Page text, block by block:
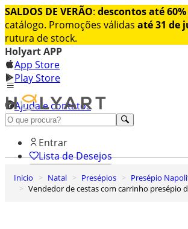
SALDOS DE VERÃO: descontos até 60%
catálogo. Promoções válidas até 31 de
rutura de stock.
Holyart APP
App Store
Play Store
Ajuda e contatos
Conheça premium
Entrar
Lista de Desejos
Carrinho de Compras
Inicio Natal Presépios
Presépio
Vendedor de cestas com carrinho presépio